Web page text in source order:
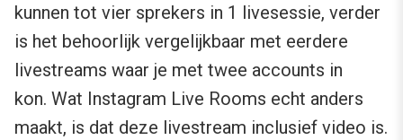
kunnen tot vier sprekers in 1 livesessie, verder
is het behoorlijk vergelijkbaar met eerdere
livestreams waar je met twee accounts in
kon. Wat Instagram Live Rooms echt anders
maakt, is dat deze livestream inclusief video is.